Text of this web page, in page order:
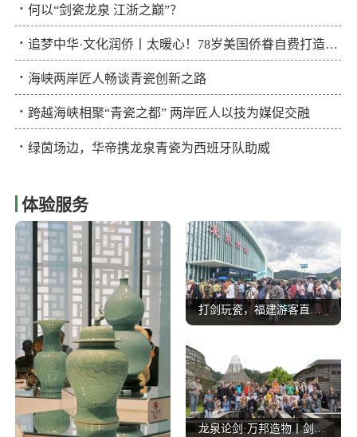
· 何以“剑瓷龙泉 江浙之巅”？
· 追梦中华·文化润侨丨太暖心！78岁美国侨眷自费打造青瓷云展厅
· 海峡两岸匠人畅谈青瓷创新之路
· 跨越海峡相聚“青瓷之都” 两岸匠人以技为媒促交融
· 绿茵场边，华帝携龙泉青瓷为西班牙队助威
体验服务
打剑玩瓷，福建游客直呼 “下次还来！”
龙泉论剑·万邦造物丨剑瓷IP破圈出海！东西方艺术在龙泉深情相拥